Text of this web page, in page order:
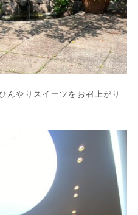
んやりスイーツをお召上がり